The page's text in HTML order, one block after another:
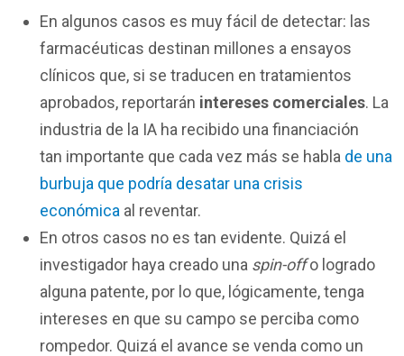
En algunos casos es muy fácil de detectar: las
farmacéuticas destinan millones a ensayos
clínicos que, si se traducen en tratamientos
aprobados, reportarán intereses comerciales. La
industria de la IA ha recibido una financiación
tan importante que cada vez más se habla de una
burbuja que podría desatar una crisis
económica al reventar.
En otros casos no es tan evidente. Quizá el
investigador haya creado una spin-offo logrado
alguna patente, por lo que, lógicamente, tenga
intereses en que su campo se perciba como
rompedor. Quizá el avance se venda como un